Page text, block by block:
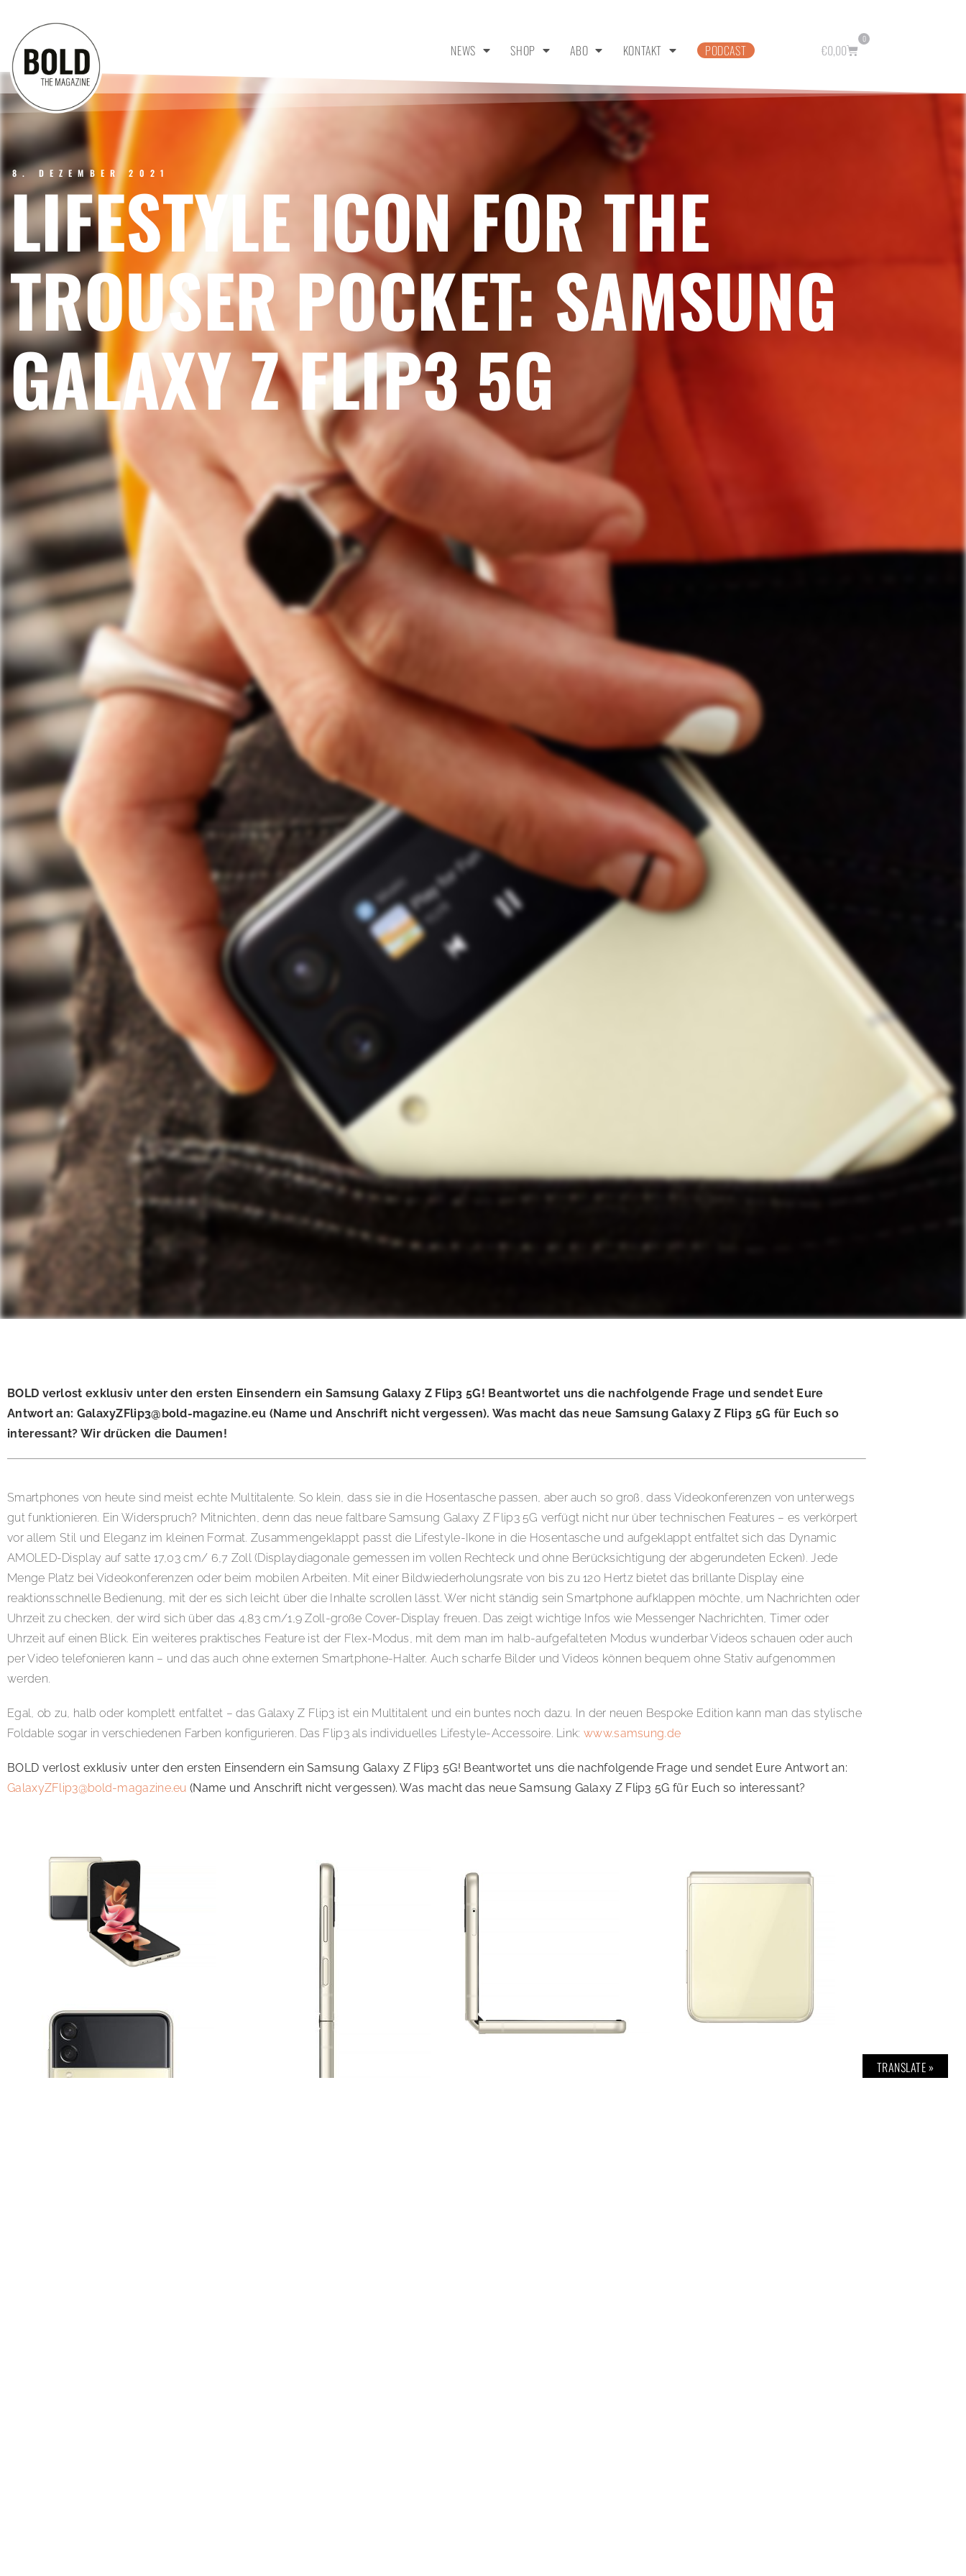
NEWS SHOP ABO KONTAKT PODCAST €0,00
0
8. DEZEMBER 2021
LIFESTYLE ICON FOR THE
TROUSER POCKET: SAMSUNG
GALAXY Z FLIP3 5G
BOLD verlost exklusiv unter den ersten Einsendern ein Samsung Galaxy Z Flip3 5G! Beantwortet uns die nachfolgende Frage und sendet Eure
Antwort an: GalaxyZFlip3@bold-magazine.eu (Name und Anschrift nicht vergessen). Was macht das neue Samsung Galaxy Z Flip3 5G für Euch so
interessant? Wir drücken die Daumen!
Smartphones von heute sind meist echte Multitalente. So klein, dass sie in die Hosentasche passen, aber auch so groß, dass Videokonferenzen von unterwegs
gut funktionieren. Ein Widerspruch? Mitnichten, denn das neue faltbare Samsung Galaxy Z Flip3 5G verfügt nicht nur über technischen Features – es verkörpert
vor allem Stil und Eleganz im kleinen Format. Zusammengeklappt passt die Lifestyle-Ikone in die Hosentasche und aufgeklappt entfaltet sich das Dynamic
AMOLED-Display auf satte 17,03 cm/ 6,7 Zoll (Displaydiagonale gemessen im vollen Rechteck und ohne Berücksichtigung der abgerundeten Ecken). Jede
Menge Platz bei Videokonferenzen oder beim mobilen Arbeiten. Mit einer Bildwiederholungsrate von bis zu 120 Hertz bietet das brillante Display eine
reaktionsschnelle Bedienung, mit der es sich leicht über die Inhalte scrollen lässt. Wer nicht ständig sein Smartphone aufklappen möchte, um Nachrichten oder
Uhrzeit zu checken, der wird sich über das 4,83 cm/1,9 Zoll-große Cover-Display freuen. Das zeigt wichtige Infos wie Messenger Nachrichten, Timer oder
Uhrzeit auf einen Blick. Ein weiteres praktisches Feature ist der Flex-Modus, mit dem man im halb-aufgefalteten Modus wunderbar Videos schauen oder auch
per Video telefonieren kann – und das auch ohne externen Smartphone-Halter. Auch scharfe Bilder und Videos können bequem ohne Stativ aufgenommen
werden.
Egal, ob zu, halb oder komplett entfaltet – das Galaxy Z Flip3 ist ein Multitalent und ein buntes noch dazu. In der neuen Bespoke Edition kann man das stylische
Foldable sogar in verschiedenen Farben konfigurieren. Das Flip3 als individuelles Lifestyle-Accessoire. Link: www.samsung.de
BOLD verlost exklusiv unter den ersten Einsendern ein Samsung Galaxy Z Flip3 5G! Beantwortet uns die nachfolgende Frage und sendet Eure Antwort an:
GalaxyZFlip3@bold-magazine.eu (Name und Anschrift nicht vergessen). Was macht das neue Samsung Galaxy Z Flip3 5G für Euch so interessant?
TRANSLATE »